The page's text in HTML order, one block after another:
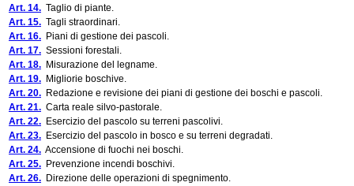
Art. 14. Taglio di piante.
Art. 15. Tagli straordinari.
Art. 16. Piani di gestione dei pascoli.
Art. 17. Sessioni forestali.
Art. 18. Misurazione del legname.
Art. 19. Migliorie boschive.
Art. 20. Redazione e revisione dei piani di gestione dei boschi e pascoli.
Art. 21. Carta reale silvo-pastorale.
Art. 22. Esercizio del pascolo su terreni pascolivi.
Art. 23. Esercizio del pascolo in bosco e su terreni degradati.
Art. 24. Accensione di fuochi nei boschi.
Art. 25. Prevenzione incendi boschivi.
Art. 26. Direzione delle operazioni di spegnimento.